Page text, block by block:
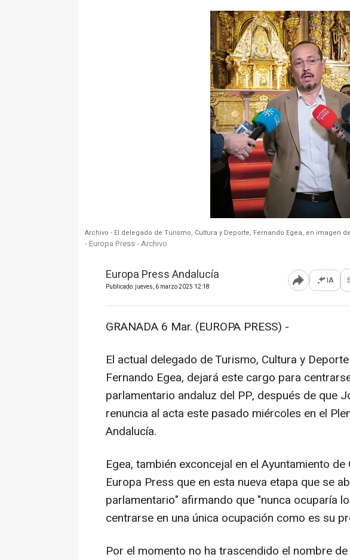
Archivo - El delegado de Turismo, Cultura y Deporte, Fernando Egea, en imagen
- Europa Press - Archivo
Europa Press Andalucía
Publicado: jueves, 6 marzo 2025 12:18 Abrir IA
GRANADA 6 Mar. (EUROPA PRESS) -
El actual delegado de Turismo, Cultura y
Fernando Egea, dejará este cargo para
parlamentario andaluz del PP, después de que
renuncia al acta este pasado miércoles en el
Andalucía.
Egea, también exconcejal en el Ayuntamiento
Europa Press que en esta nueva etapa que se
parlamentario" afirmando que "nunca ocuparía
centrarse en una única ocupación como es su
Por el momento no ha trascendido el nombre